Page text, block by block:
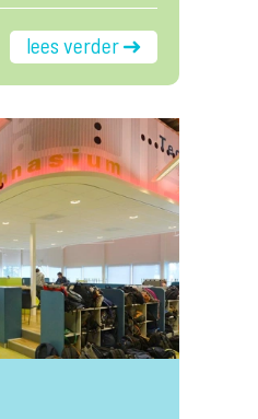
lees verder